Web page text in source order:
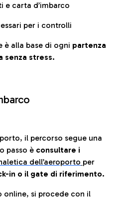
e carta d’imbarco
per i controlli
è alla base di ogni partenza
senza stress.
il percorso segue una
passo è consultare i
dell’aeroporto per
in o il gate di riferimento.
si procede con il